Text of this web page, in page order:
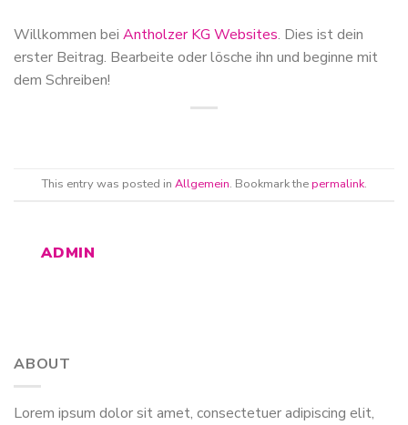
Willkommen bei Antholzer KG Websites. Dies ist dein
erster Beitrag. Bearbeite oder lösche ihn und beginne mit
dem Schreiben!
This entry was posted in Allgemein. Bookmark thepermalink.
ADMIN
ABOUT
Lorem ipsum dolor sit amet, consectetuer adipiscing elit,